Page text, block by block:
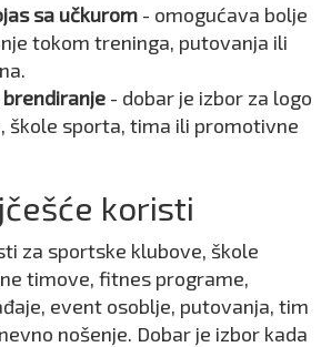
sa učkurom - omogućava bolje
tokom treninga, putovanja ili
brendiranje - dobar je izbor za logo
škole sporta, tima ili promotivne
koristi
za sportske klubove, škole
timove, fitnes programe,
event osoblje, putovanja, tim
nošenje. Dobar je izbor kada